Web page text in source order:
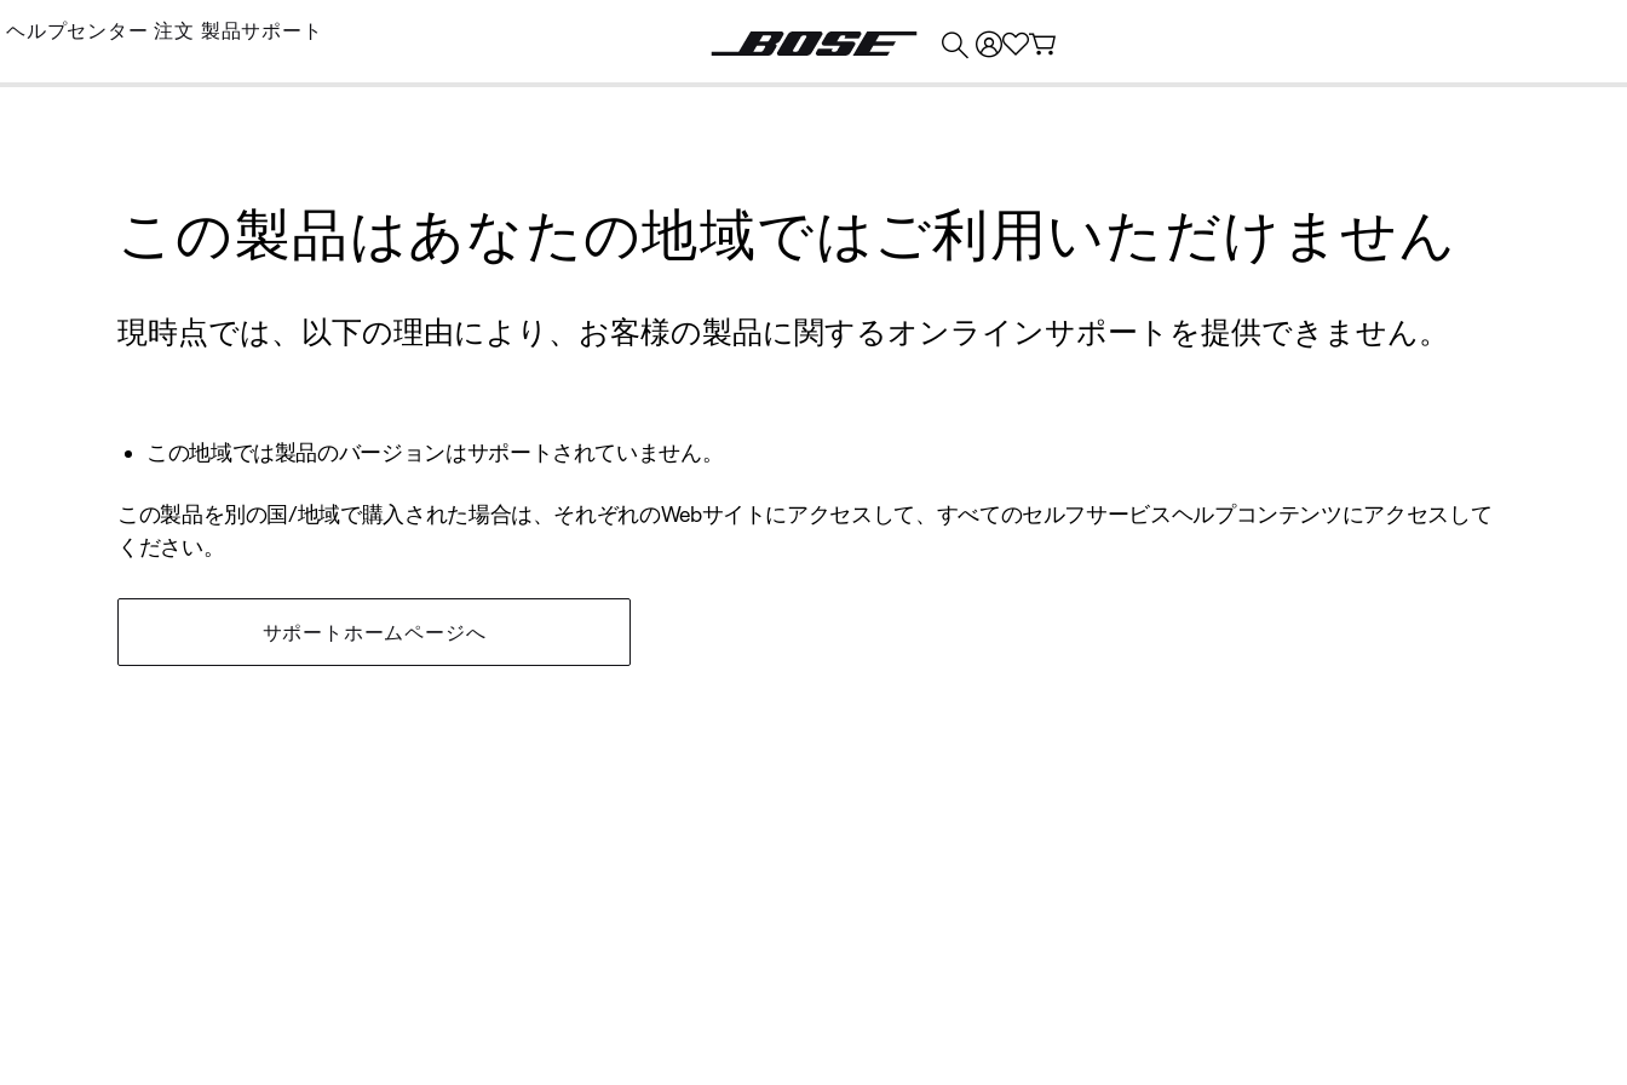
Skip
Main
ヘルプセンター 注文 製品サポート
この製品はあなたの地域ではご利用いただけません
現時点では、以下の理由により、お客様の製品に関するオンラインサポートを提供できません。
この地域では製品のバージョンはサポートされていません。
この製品を別の国/地域で購入された場合は、それぞれのWebサイトにアクセスして、すべてのセルフサービスヘルプコンテンツにアクセスして
ください。
サポートホームページへ